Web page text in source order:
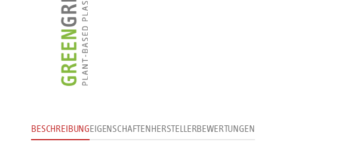
BESCHREIBUNGEIGENSCHAFTENHERSTELLERBEWERTUNGEN